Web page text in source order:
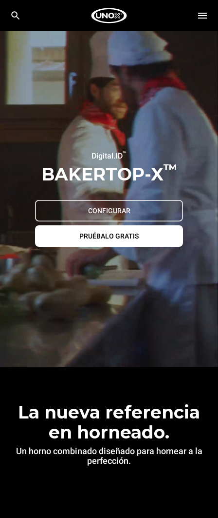
Digital.ID™
BAKERTOP-X™
CONFIGURAR
PRUÉBALO GRATIS
La nueva referencia
en horneado.
Un horno combinado diseñado para hornear a la
perfección.